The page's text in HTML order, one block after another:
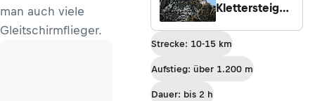
man auch viele
Gleitschirmflieger.
Klettersteig
Strecke: 10-15 km
Aufstieg: über 1.200 m
Dauer: bis 2 h